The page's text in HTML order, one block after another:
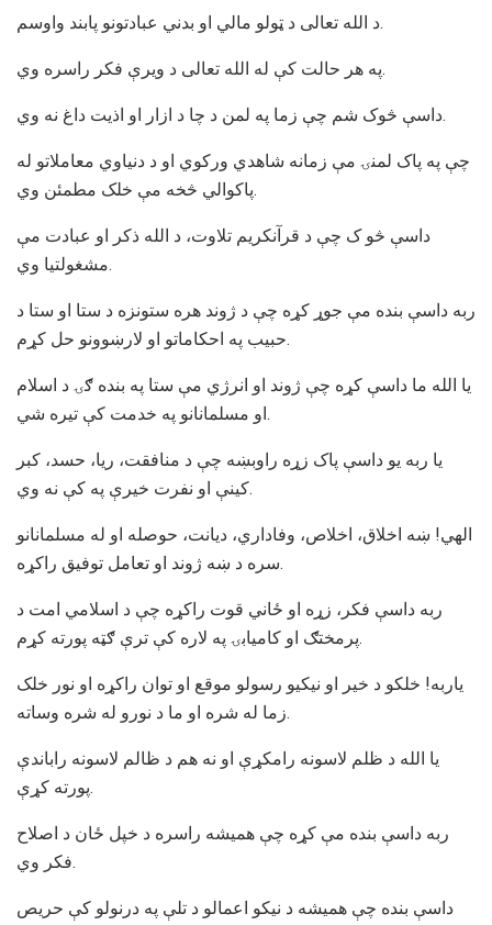
د الله تعالی د ټولو مالي او بدني عبادتونو پابند واوسم.
په هر حالت کې له الله تعالی د ويرې فکر راسره وي.
داسې څوک شم چې زما په لمن د چا د ازار او اذيت داغ نه وي.
چې په پاک لمنۍ مې زمانه شاهدي ورکوي او د دنياوي معاملاتو له
پاکوالي څخه مې خلک مطمئن وي.
داسې څو ک چې د قرآنکريم تلاوت، د الله ذکر او عبادت مې
مشغولتيا وي.
ربه داسې بنده مې جوړ کړه چې د ژوند هره ستونزه د ستا او ستا د
حبيب په احکاماتو او لارښوونو حل کړم.
يا الله ما داسې کړه چې ژوند او انرژي مې ستا په بنده ګۍ د اسلام
او مسلمانانو په خدمت کې تيره شي.
يا ربه يو داسې پاک زړه راوبښه چې د منافقت، ريا، حسد، کبر
کينې او نفرت خيرې په کې نه وي.
الهي! ښه اخلاق، اخلاص، وفاداري، ديانت، حوصله او له مسلمانانو
سره د ښه ژوند او تعامل توفيق راکړه.
ربه داسې فکر، زړه او ځاني قوت راکړه چې د اسلامي امت د
پرمختګ او کاميابۍ په لاره کې ترې ګټه پورته کړم.
ياربه! خلکو د خير او نيکيو رسولو موقع او توان راکړه او نور خلک
زما له شره او ما د نورو له شره وساته.
يا الله د ظلم لاسونه رامکړې او نه هم د ظالم لاسونه راباندې
پورته کړې.
ربه داسې بنده مې کړه چې هميشه راسره د خپل ځان د اصلاح
فکر وي.
داسې بنده چې هميشه د نيکو اعمالو د تلې په درنولو کې حريص